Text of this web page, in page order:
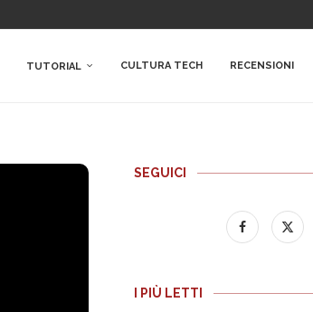
TUTORIAL CULTURA TECH RECENSIONI
SEGUICI
I PIÙ LETTI